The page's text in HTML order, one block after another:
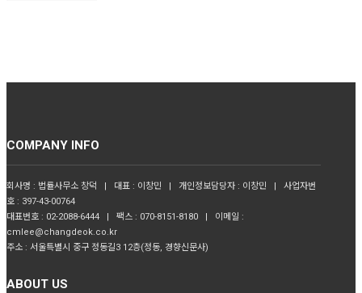
COMPANY INFO
회사명 : 법률사무소 창덕 | 대표 : 이창민 | 개인정보담당자 : 이창민 | 사업자번
호 : 397-43-00764
대표번호 : 02-2088-6444 | 팩스 : 070-8151-8180 | 이메일 :
cmlee@changdeok.co.kr
주소 : 서울특별시 중구 정동길3 12층(정동, 경향신문사)
ABOUT US